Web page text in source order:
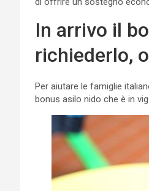
In arrivo il
richiederlo,
Per aiutare le famiglie
bonus asilo nido che è in